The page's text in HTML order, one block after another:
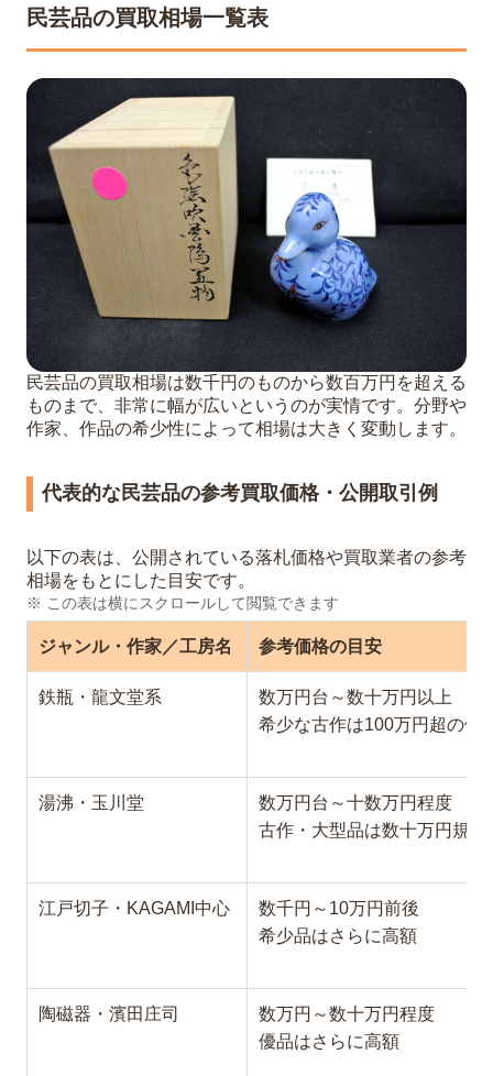
民芸品の買取相場一覧表
民芸品の買取相場は数千円のものから数百万円を超える
ものまで、非常に幅が広いというのが実情です。分野や
作家、作品の希少性によって相場は大きく変動します。
代表的な民芸品の参考買取価格・公開取引例
以下の表は、公開されている落札価格や買取業者の参考
相場をもとにした目安です。
※ この表は横にスクロールして閲覧できます
ジャンル・作家／工房名 参考価格の目安
鉄瓶・龍文堂系
数万円台～数十万円以上
希少な古作は100万円超の例
湯沸・玉川堂
数万円台～十数万円程度
古作・大型品は数十万円規模
江戸切子・KAGAMI中心
数千円～10万円前後
希少品はさらに高額
陶磁器・濱田庄司
数万円～数十万円程度
優品はさらに高額